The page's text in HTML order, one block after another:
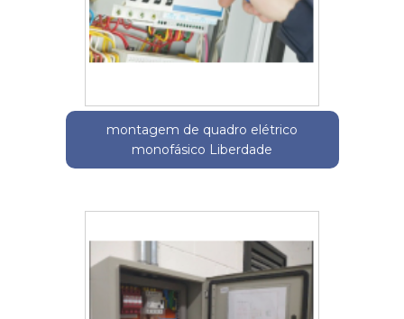
montagem de quadro elétrico
monofásico Liberdade